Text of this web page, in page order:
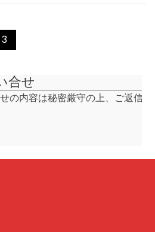
3
合せ
の内容は秘密厳守の上、ご返信